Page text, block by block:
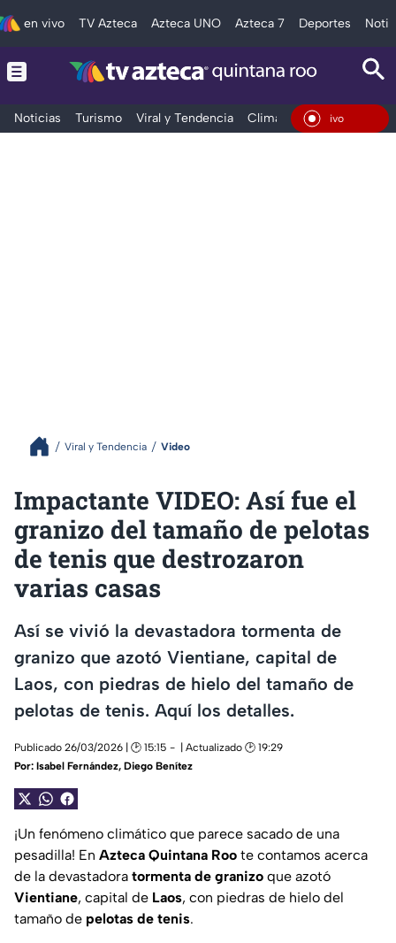
en vivo TV Azteca Azteca UNO Azteca 7 Deportes
Noticias Turismo Viral y Tendencia Clima Tráfico
En Vivo
Viral y Tendencia Video
Impactante VIDEO: Así fue el
granizo del tamaño de pelotas
de tenis que destrozaron
varias casas
Así se vivió la devastadora tormenta de
granizo que azotó Vientiane, capital de
Laos, con piedras de hielo del tamaño de
pelotas de tenis. Aquí los detalles.
Publicado 26/03/2026 | 🕑 15:15
| Actualizado 🕑 19:29
Por: Isabel Fernández, Diego Benítez
¡Un fenómeno climático que parece sacado de una
pesadilla! En Azteca Quintana Roo te contamos acerca
de la devastadora tormenta de granizo que azotó
Vientiane, capital de Laos, con piedras de hielo del
tamaño de pelotas de tenis.